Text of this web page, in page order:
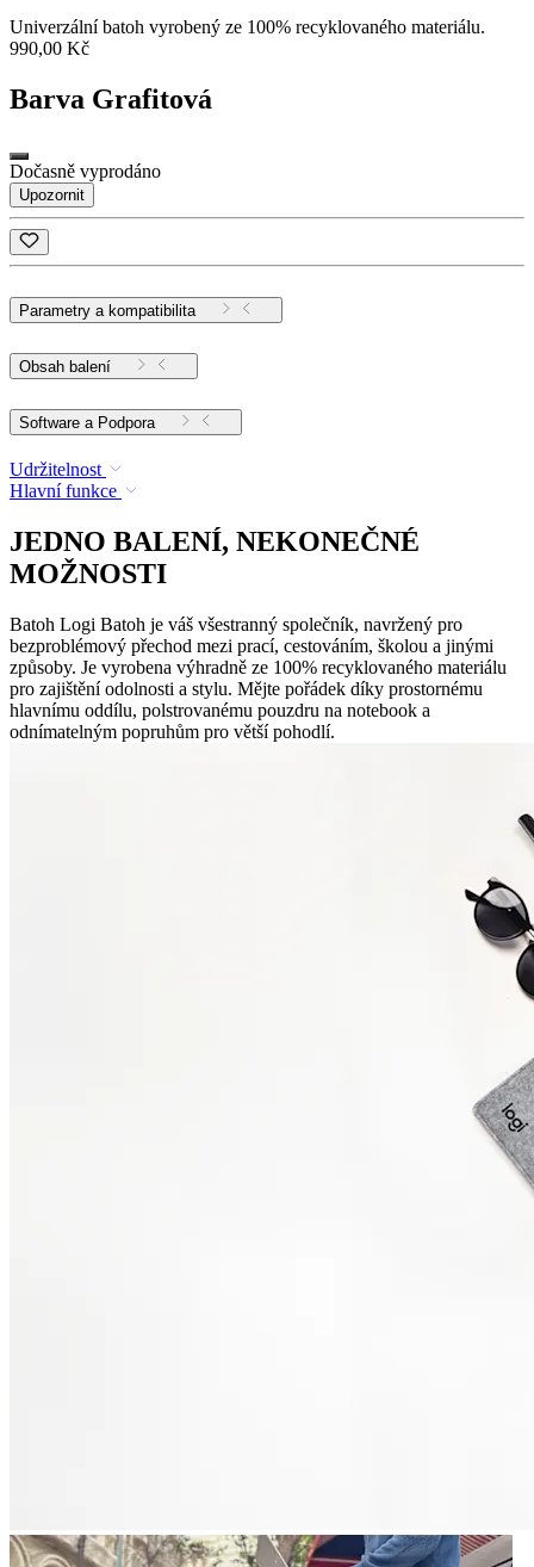
Univerzální batoh vyrobený ze 100% recyklovaného materiálu.
990,00 Kč
Barva Grafitová
Dočasně vyprodáno
Upozornit
Parametry a kompatibilita
Obsah balení
Software a Podpora
Udržitelnost
Hlavní funkce
JEDNO BALENÍ, NEKONEČNÉ
MOŽNOSTI
Batoh Logi Batoh je váš všestranný společník, navržený pro
bezproblémový přechod mezi prací, cestováním, školou a jinými
způsoby. Je vyrobena výhradně ze 100% recyklovaného materiálu
pro zajištění odolnosti a stylu. Mějte pořádek díky prostornému
hlavnímu oddílu, polstrovanému pouzdru na notebook a
odnímatelným popruhům pro větší pohodlí.